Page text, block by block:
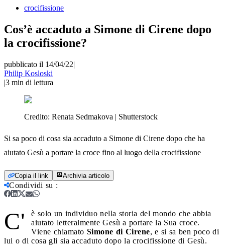
crocifissione
Cos’è accaduto a Simone di Cirene dopo
la crocifissione?
pubblicato il 14/04/22|
Philip Kosloski
|3 min di lettura
Credito: Renata Sedmakova | Shutterstock
Si sa poco di cosa sia accaduto a Simone di Cirene dopo che ha
aiutato Gesù a portare la croce fino al luogo della crocifissione
Copia il link Archivia articolo
Condividi su :
C'
è solo un individuo nella storia del mondo che abbia
aiutato letteralmente Gesù a portare la Sua croce.
Viene chiamato Simone di Cirene, e si sa ben poco di
lui o di cosa gli sia accaduto dopo la crocifissione di Gesù.